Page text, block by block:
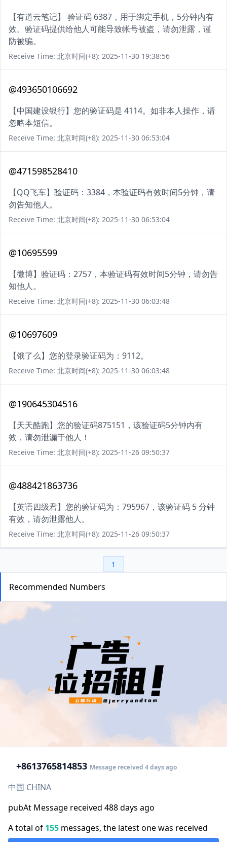
【有道云笔记】 验证码 6387，用于绑定手机，5分钟内有
效。验证码提供给他人可能导致帐号被盗，请勿泄露，谨
防被骗。
Receive Time: 北京时间(+8): 2025-11-30 19:38:56
@493650106692
【中国建设银行】您的验证码是 4114。如非本人操作，请
忽略本短信。
Receive Time: 北京时间(+8): 2025-11-30 06:53:04
@471598528410
【QQ飞车】验证码：3384，本验证码有效时间5分钟，请
勿告知他人。
Receive Time: 北京时间(+8): 2025-11-30 06:53:04
@10695599
【微博】验证码：2757，本验证码有效时间5分钟，请勿告
知他人。
Receive Time: 北京时间(+8): 2025-11-30 06:03:48
@10697609
【饿了么】您的登录验证码为：9112。
Receive Time: 北京时间(+8): 2025-11-30 06:03:48
@190645304516
【天天酷跑】您的验证码875151，该验证码5分钟内有
效，请勿泄漏于他人！
Receive Time: 北京时间(+8): 2025-11-26 09:50:37
@488421863736
【英语四级君】您的验证码为：795967，该验证码 5 分钟
有效，请勿泄露他人。
Receive Time: 北京时间(+8): 2025-11-26 09:50:37
1
Recommended Numbers
+8613765814853 Message received 4 days ago
中国 CHINA
pubAt Message received 488 days ago
A total of 155 messages, the latest one was received